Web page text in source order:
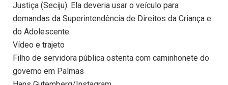
Justiça (Seciju). Ela deveria usar o veículo para
demandas da Superintendência de Direitos da Criança e
do Adolescente.
Vídeo e trajeto
Filho de servidora pública ostenta com caminhonete do
governo em Palmas